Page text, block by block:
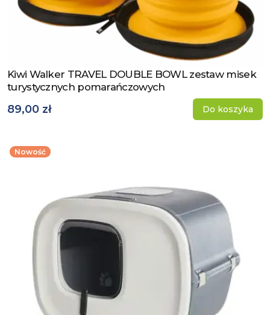
Zobacz produkt
Kiwi Walker TRAVEL DOUBLE BOWL zestaw misek
turystycznych pomarańczowych
89,00 zł Do koszyka
Nowość